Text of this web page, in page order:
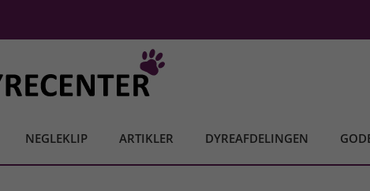
NEGLEKLIP ARTIKLER DYREAFDELINGEN